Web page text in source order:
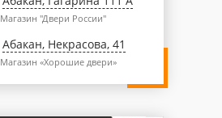
Магазин "Двери России"
Абакан, Некрасова, 41
Магазин «Хорошие двери»